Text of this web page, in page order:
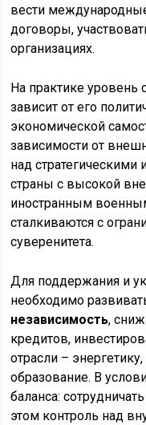
вести
договоры,
организациях.
На практике уровень
зависит от его
экономической
зависимости от
над
страны с высокой
иностранным
сталкиваются с
суверенитета.
Для поддержания и
необходимо
независимость,
кредитов,
отрасли –
образование. В
баланса:
этом контроль над